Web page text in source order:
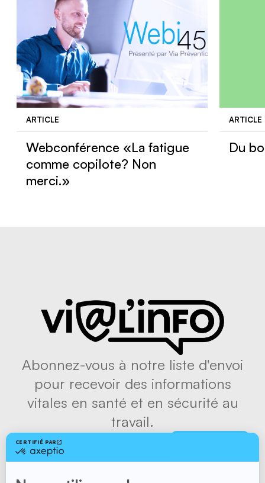
Nous joindre
ARTICLE
Webconférence «La fatigue
comme copilote? Non
merci.»
ARTICLE
Du
Abonnez-vous à notre liste d'envoi
pour recevoir des informations
vitales en santé et en sécurité au
travail.